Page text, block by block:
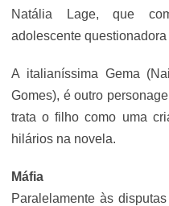
Natália Lage, que
adolescente
A italianíssima Gema
Gomes), é outro
trata o filho como uma
hilários na novela.
Máfia
Paralelamente às